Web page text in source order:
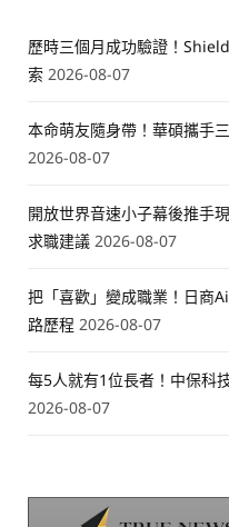
歷時三個月成功驗證！
索 2026-08-07
本命萌友隨身帶！華碩攜手
2026-08-07
開放世界音速小子幕後推手
求職建議 2026-08-07
把「喜歡」變成職業！日商
路歷程 2026-08-07
每5人就有1位長者！中保科
2026-08-07